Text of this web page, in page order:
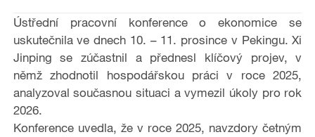
Ústřední pracovní konference o ekonomice se
uskutečnila ve dnech 10. – 11. prosince v Pekingu. Xi
Jinping se zúčastnil a přednesl klíčový projev, v
němž zhodnotil hospodářskou práci v roce 2025,
analyzoval současnou situaci a vymezil úkoly pro rok
2026.
Konference uvedla, že v roce 2025, navzdory četným